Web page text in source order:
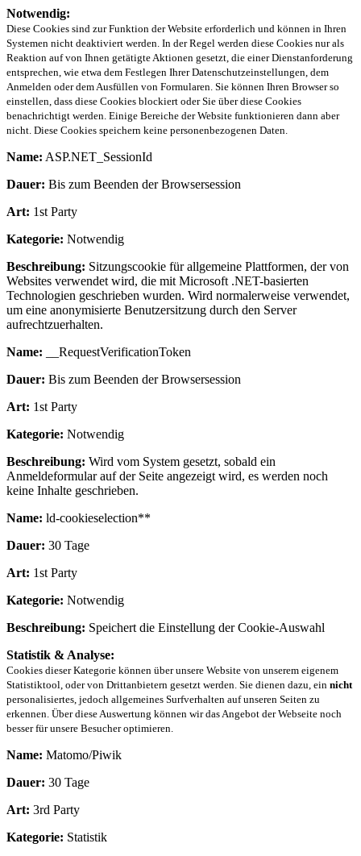
Notwendig:
Diese Cookies sind zur Funktion der Website erforderlich und können in Ihren
Systemen nicht deaktiviert werden. In der Regel werden diese Cookies nur als
Reaktion auf von Ihnen getätigte Aktionen gesetzt, die einer Dienstanforderung
entsprechen, wie etwa dem Festlegen Ihrer Datenschutzeinstellungen, dem
Anmelden oder dem Ausfüllen von Formularen. Sie können Ihren Browser so
einstellen, dass diese Cookies blockiert oder Sie über diese Cookies
benachrichtigt werden. Einige Bereiche der Website funktionieren dann aber
nicht. Diese Cookies speichern keine personenbezogenen Daten.
Name: ASP.NET_SessionId
Dauer: Bis zum Beenden der Browsersession
Art: 1st Party
Kategorie: Notwendig
Beschreibung: Sitzungscookie für allgemeine Plattformen, der von
Websites verwendet wird, die mit Microsoft .NET-basierten
Technologien geschrieben wurden. Wird normalerweise verwendet,
um eine anonymisierte Benutzersitzung durch den Server
aufrechtzuerhalten.
Name: __RequestVerificationToken
Dauer: Bis zum Beenden der Browsersession
Art: 1st Party
Kategorie: Notwendig
Beschreibung: Wird vom System gesetzt, sobald ein
Anmeldeformular auf der Seite angezeigt wird, es werden noch
keine Inhalte geschrieben.
Name: ld-cookieselection**
Dauer: 30 Tage
Art: 1st Party
Kategorie: Notwendig
Beschreibung: Speichert die Einstellung der Cookie-Auswahl
Statistik & Analyse:
Cookies dieser Kategorie können über unsere Website von unserem eigenem
Statistiktool, oder von Drittanbietern gesetzt werden. Sie dienen dazu, ein nicht
personalisiertes, jedoch allgemeines Surfverhalten auf unseren Seiten zu
erkennen. Über diese Auswertung können wir das Angebot der Webseite noch
besser für unsere Besucher optimieren.
Name: Matomo/Piwik
Dauer: 30 Tage
Art: 3rd Party
Kategorie: Statistik